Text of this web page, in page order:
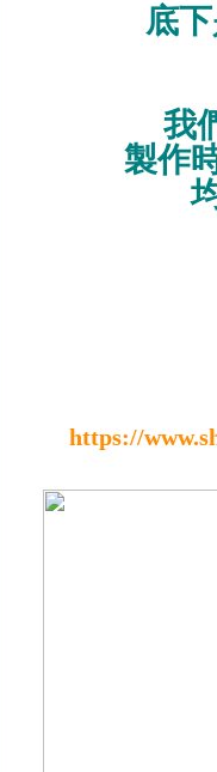
底
我
製作
https://